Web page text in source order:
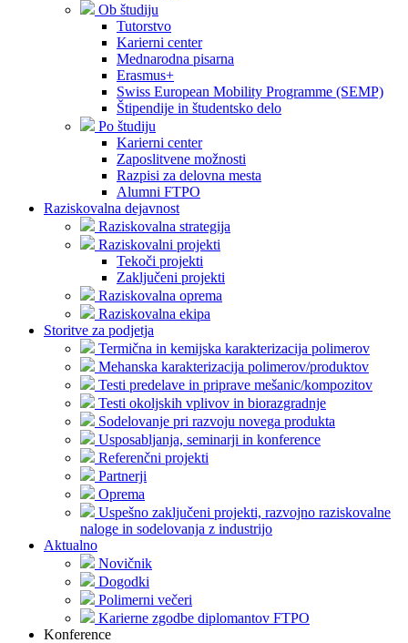
Ob študiju
Tutorstvo
Karierni center
Mednarodna pisarna
Erasmus+
Swiss European Mobility Programme (SEMP)
Štipendije in študentsko delo
Po študiju
Karierni center
Zaposlitvene možnosti
Razpisi za delovna mesta
Alumni FTPO
Raziskovalna dejavnost
Raziskovalna strategija
Raziskovalni projekti
Tekoči projekti
Zaključeni projekti
Raziskovalna oprema
Raziskovalna ekipa
Storitve za podjetja
Termična in kemijska karakterizacija polimerov
Mehanska karakterizacija polimerov/produktov
Testi predelave in priprave mešanic/kompozitov
Testi okoljskih vplivov in biorazgradnje
Sodelovanje pri razvoju novega produkta
Usposabljanja, seminarji in konference
Referenčni projekti
Partnerji
Oprema
Uspešno zaključeni projekti, razvojno raziskovalne
naloge in sodelovanja z industrijo
Aktualno
Novičnik
Dogodki
Polimerni večeri
Karierne zgodbe diplomantov FTPO
Konference